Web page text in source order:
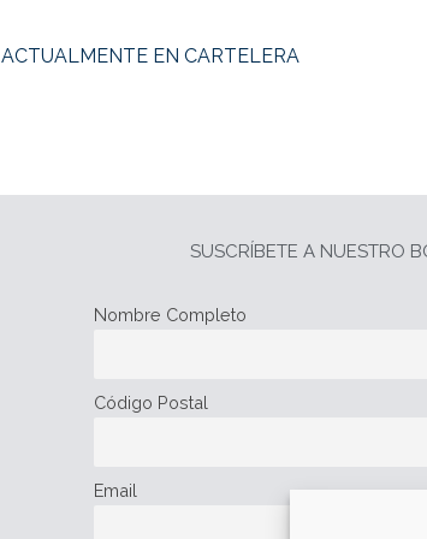
ACTUALMENTE EN CARTELERA
SUSCRÍBETE A NUESTRO
Nombre Completo
Código Postal
Email